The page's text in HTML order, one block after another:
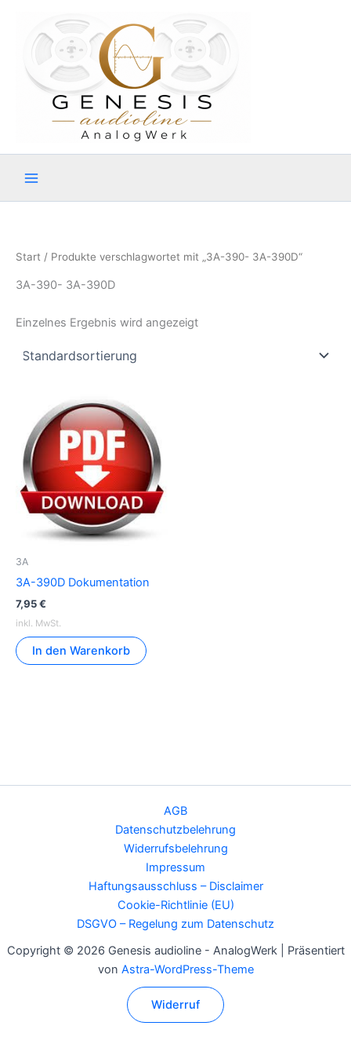
springen
Start / Produkte verschlagwortet mit „3A-390- 3A-390D“
3A-390- 3A-390D
Einzelnes Ergebnis wird angezeigt
3A
3A-390D Dokumentation
7,95€
inkl. MwSt.
In den Warenkorb
AGB
Datenschutzbelehrung
Widerrufsbelehrung
Impressum
Haftungsausschluss – Disclaimer
Cookie-Richtlinie (EU)
DSGVO – Regelung zum Datenschutz
Copyright © 2026 Genesis audioline - AnalogWerk | Präsentiert
von Astra-WordPress-Theme
Widerruf